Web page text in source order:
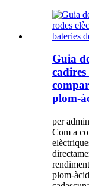
Guia
plom-
per
Com a
plom-